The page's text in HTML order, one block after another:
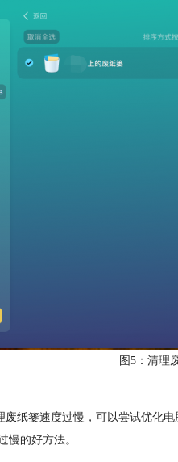
图5：清理
篓速度过慢，可以尝试优化电
慢的好方法。